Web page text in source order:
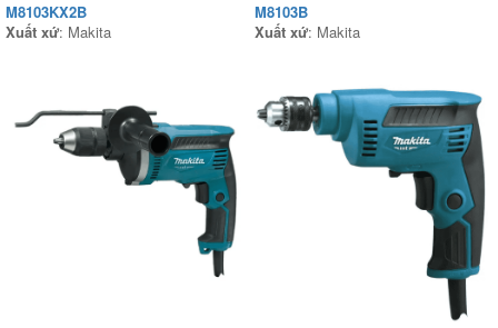
M8103KX2B
Xuất xứ: Makita
M8103B
Xuất xứ: Makita